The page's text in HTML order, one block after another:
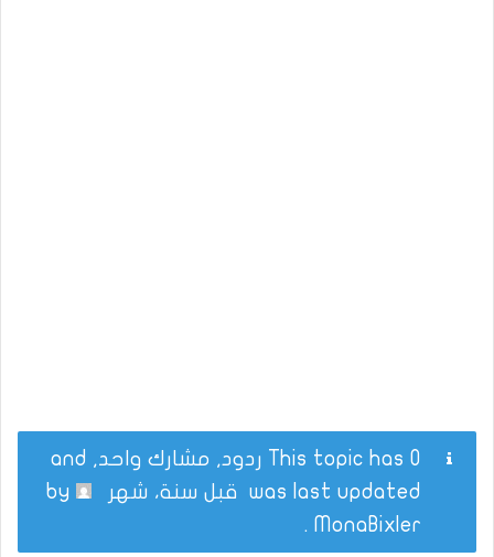
This topic has 0 ردود, مشارك واحد, and
was last updated قبل سنة، شهر
MonaBixler
.